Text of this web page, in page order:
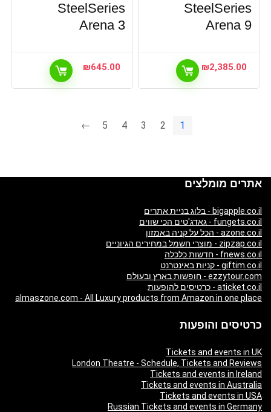
SteelSeries
Arena 9
₪2,385.00
SteelSeries
Arena 3
₪645.00
1
2
3
4
5
←
אתרים מומלצים
bigapple.co.il - בלוג בניית אתרים
fungets.co.il - גאדג'טים הכי שווים
azone.co.il - הכל על קניה באמזון
zipzap.co.il - מוצרי חשמל במחירים הגיוניים
fnews.co.il - חדשות כלכלה
giftim.co.il - קניות באינטרנט
ezzytour.com - חופשות בארץ ובעולם
aticket.co.il - כרטיסים להופעות
almaszone.com - All Luxury products from Amazon in one place
כרטיסים והופעות
Tickets and events in UK
London Theatre - Schedule, Tickets and Reviews
Tickets and events in Ireland
Tickets and events in Australia
Tickets and events in USA
Russian Tickets and events in Germany